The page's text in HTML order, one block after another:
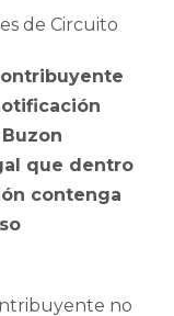
de Circuito
que dentro
contenga
no